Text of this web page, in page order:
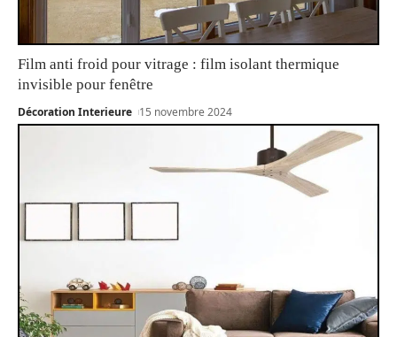
Film anti froid pour vitrage : film isolant thermique
invisible pour fenêtre
Décoration Interieure 15 novembre 2024